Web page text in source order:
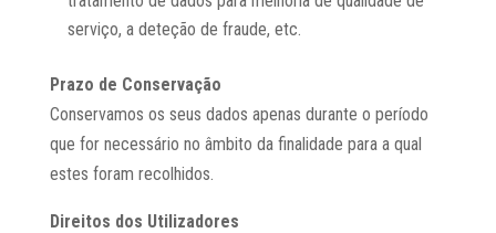
serviço, a deteção de fraude, etc.
Prazo de Conservação
Conservamos os seus dados apenas durante o período
que for necessário no âmbito da finalidade para a qual
estes foram recolhidos.
Direitos dos Utilizadores